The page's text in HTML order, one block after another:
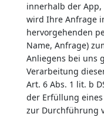
innerhalb der App,
wird Ihre Anfrage
hervorgehenden
Name, Anfrage)
Anliegens bei uns
Verarbeitung
Art. 6 Abs. 1 lit. b
der Erfüllung
zur Durchführung